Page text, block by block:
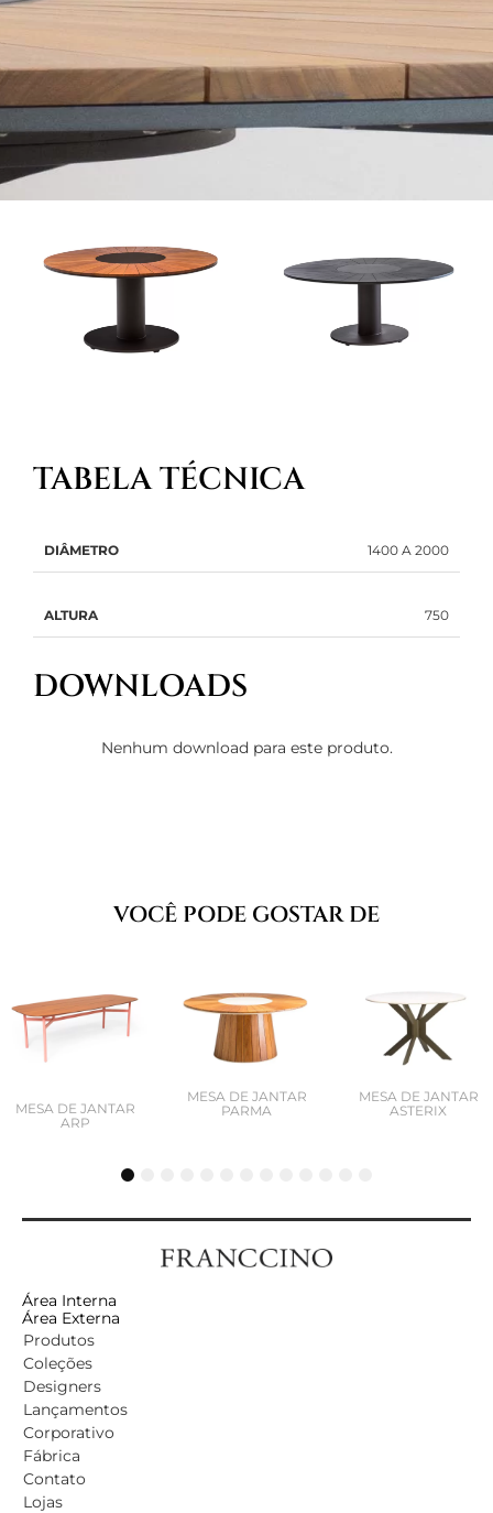
TABELA TÉCNICA
DIÂMETRO 1400 A 2000
ALTURA 750
DOWNLOADS
Nenhum download para este produto.
VOCÊ PODE GOSTAR DE
MESA DE JANTAR
ARP
MESA DE JANTAR
PARMA
MESA DE JANTAR
ASTERIX
4
Área Interna
Área Externa
Produtos
Coleções
Designers
Lançamentos
Corporativo
Fábrica
Contato
Lojas